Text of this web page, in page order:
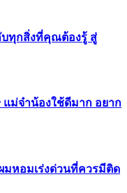
บทุกสิ่งที่คุณต้องรู้ สู่
แม่จ๋าน้องใช้ดีมาก อยาก
มหอมเร่งด่วนที่ควรมีติด